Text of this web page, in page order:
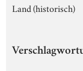
Land (historisch)